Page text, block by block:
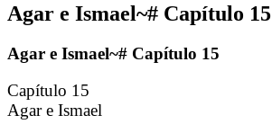
Agar e Ismael~# Capítulo 15
Agar e Ismael~# Capítulo 15
Capítulo 15
Agar e Ismael